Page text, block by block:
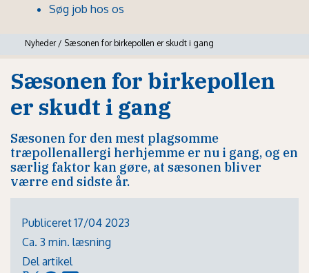
Søg job hos os
Nyheder / Sæsonen for birkepollen er skudt i gang
Sæsonen for birkepollen
er skudt i gang
Sæsonen for den mest plagsomme
træpollenallergi herhjemme er nu i gang, og en
særlig faktor kan gøre, at sæsonen bliver
værre end sidste år.
Publiceret 17/04 2023
Ca. 3 min. læsning
Del artikel